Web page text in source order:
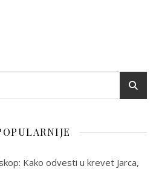
Kako odvesti u krevet Jarca,